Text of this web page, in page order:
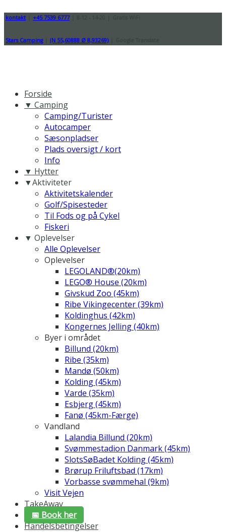
kontakt +45 7539 6777
Stars Camping (N 55,60888 Ø 8,93269)
Forside
▼ Camping
Camping/Turister
Autocamper
Sæsonpladser
Plads oversigt / kort
Info
▼ Hytter
▼Aktiviteter
Aktivitetskalender
Golf/Spisesteder
Til Fods og på Cykel
Fiskeri
▼ Oplevelser
Alle Oplevelser
Oplevelser
LEGOLAND®(20km)
LEGO® House (20km)
Givskud Zoo (45km)
Ribe Vikingecenter (39km)
Koldinghus (42km)
Kongernes Jelling (40km)
Byer i området
Billund (20km)
Ribe (35km)
Mandø (50km)
Kolding (45km)
Varde (35km)
Esbjerg (45km)
Fanø (45km-Færge)
Vandland
Lalandia Billund (20km)
Svømmestadion Danmark (45km)
SlotsSøBadet Kolding (45km)
Brørup Friluftsbad (17km)
Vorbasse svømmehal (9km)
Visit Vejen
TakeAway
📅 Book her
Handelsbetingelser